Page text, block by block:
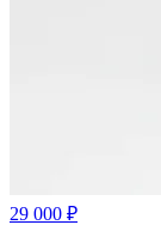
29 000 ₽